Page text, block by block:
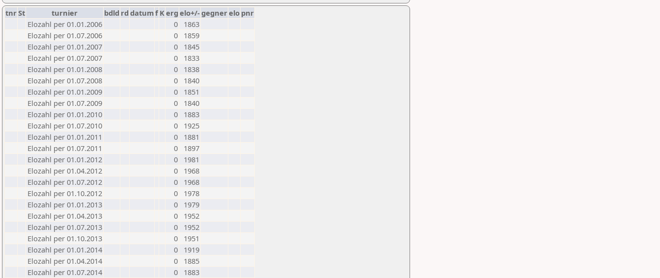
tnrSt turnier bdld rd datumf Kerg elo+/-gegnerelo pnr
Elozahl per 01.01.2006
0
1863
Elozahl per 01.07.2006
0
1859
Elozahl per 01.01.2007
0
1845
Elozahl per 01.07.2007
0
1833
Elozahl per 01.01.2008
0
1838
Elozahl per 01.07.2008
0
1840
Elozahl per 01.01.2009
0
1851
Elozahl per 01.07.2009
0
1840
Elozahl per 01.01.2010
0
1883
Elozahl per 01.07.2010
0
1925
Elozahl per 01.01.2011
0
1881
Elozahl per 01.07.2011
0
1897
Elozahl per 01.01.2012
0
1981
Elozahl per 01.04.2012
0
1968
Elozahl per 01.07.2012
0
1968
Elozahl per 01.10.2012
0
1978
Elozahl per 01.01.2013
0
1979
Elozahl per 01.04.2013
0
1952
Elozahl per 01.07.2013
0
1952
Elozahl per 01.10.2013
0
1951
Elozahl per 01.01.2014
0
1919
Elozahl per 01.04.2014
0
1885
Elozahl per 01.07.2014
0
1883